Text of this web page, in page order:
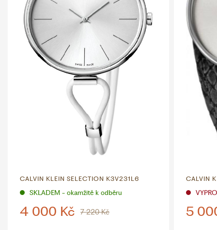
CALVIN KLEIN SELECTION K3V231L6
SKLADEM - okamžitě k odběru
4 000 Kč 7 220 Kč
CALVIN
5